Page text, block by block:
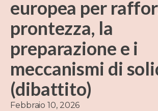
europea per
prontezza, la
preparazione e i
meccanismi di
(dibattito)
Febbraio 10, 2026